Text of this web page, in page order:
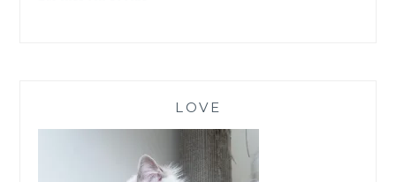
LOVE